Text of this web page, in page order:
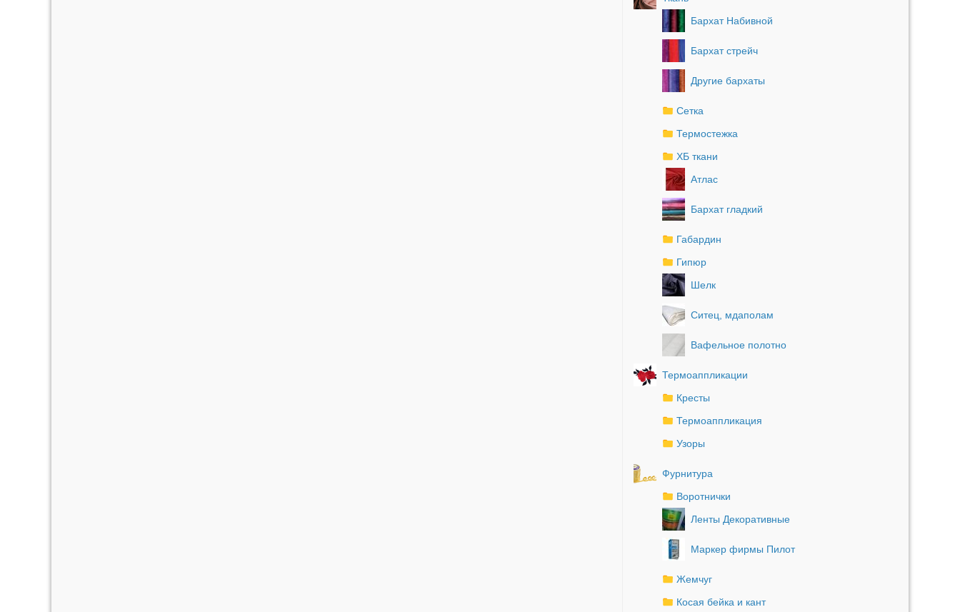
Бархат Набивной
Бархат стрейч
Другие бархаты
Сетка
Термостежка
ХБ ткани
Атлас
Бархат гладкий
Габардин
Гипюр
Шелк
Ситец, мдаполам
Вафельное полотно
Термоаппликации
Кресты
Термоаппликация
Узоры
Фурнитура
Воротнички
Ленты Декоративные
Маркер фирмы Пилот
Жемчуг
Косая бейка и кант